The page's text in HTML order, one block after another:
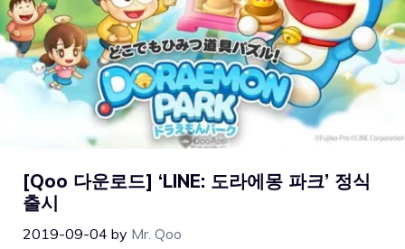
[Qoo 다운로드] ‘LINE: 도라에몽 파크’ 정식
출시
2019-09-04 by Mr. Qoo